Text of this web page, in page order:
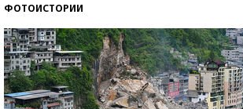
ФОТОИСТОРИИ